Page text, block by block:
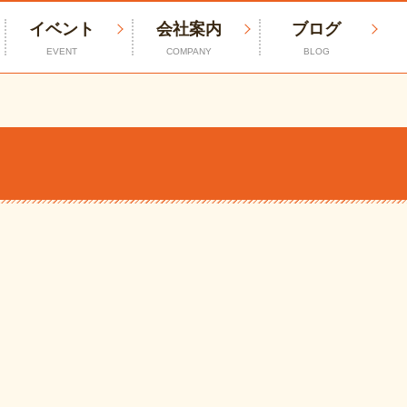
イベント
EVENT
会社案内
COMPANY
ブログ
BLOG